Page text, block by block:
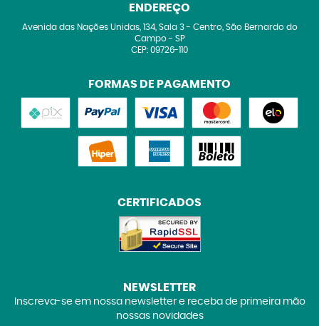
ENDEREÇO
Avenida das Nações Unidas, 134, Sala 3- Centro, São Bernardo do
Campo- SP
CEP: 09726-110
FORMAS DE PAGAMENTO
CERTIFICADOS
NEWSLETTER
Inscreva-se em nossa newsletter e receba de primeira mão
nossas novidades